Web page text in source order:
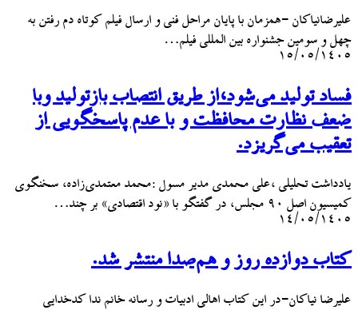
علیرضانیاکان -همزمان با پایان مراحل فنی و ارسال فیلم کوتاه دم رفتن به
چهل و سومین جشنواره بین المللی فیلم…
۱۵/۰۵/۱۴۰۵
فساد تولید می‌شود،از طریق انتصاب بازتولید وبا
ضعف نظارت محافظت و با عدم پاسخگویی از
تعقیب می‌گریزد.
یادداشت تحلیلی ،علی محمدی مدیر مسول :محمد معتمدی‌زاده، سخنگوی
کمیسیون اصل ۹۰ مجلس، در گفتگو با «نود اقتصادی» بر چند…
۱۴/۰۵/۱۴۰۵
کتاب دوازده روز و هم‌صدا منتشر شد.
علیرضا نیاکان-در این کتاب اهالی ادبیات و رسانه خانم ندا کدخدایی